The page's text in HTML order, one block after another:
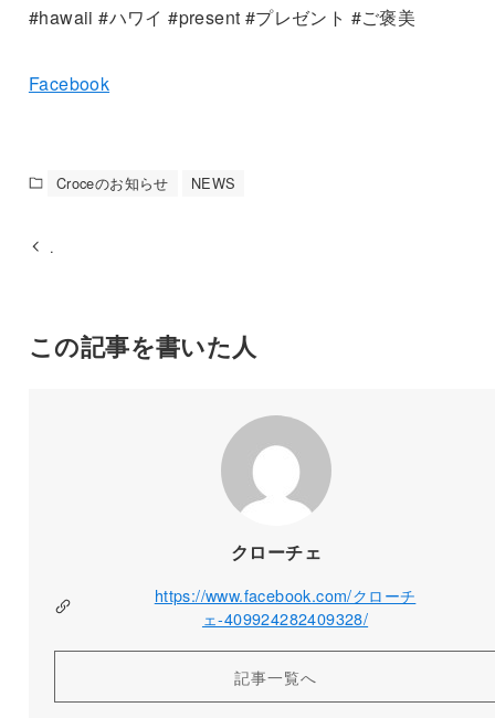
#hawaii #ハワイ #present #プレゼント #ご褒美
Facebook
Croceのお知らせ NEWS
.
この記事を書いた人
クローチェ
https://www.facebook.com/クローチ
ェ-409924282409328/
記事一覧へ